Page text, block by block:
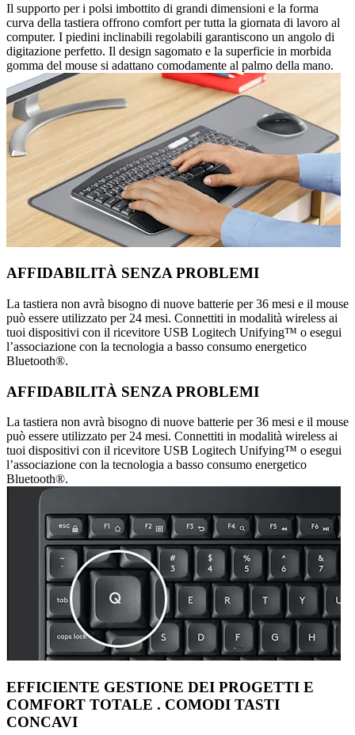
Il supporto per i polsi imbottito di grandi dimensioni e la forma
curva della tastiera offrono comfort per tutta la giornata di lavoro al
computer. I piedini inclinabili regolabili garantiscono un angolo di
digitazione perfetto. Il design sagomato e la superficie in morbida
gomma del mouse si adattano comodamente al palmo della mano.
AFFIDABILITÀ SENZA PROBLEMI
La tastiera non avrà bisogno di nuove batterie per 36 mesi e il mouse
può essere utilizzato per 24 mesi. Connettiti in modalità wireless ai
tuoi dispositivi con il ricevitore USB Logitech Unifying™ o esegui
l’associazione con la tecnologia a basso consumo energetico
Bluetooth®.
AFFIDABILITÀ SENZA PROBLEMI
La tastiera non avrà bisogno di nuove batterie per 36 mesi e il mouse
può essere utilizzato per 24 mesi. Connettiti in modalità wireless ai
tuoi dispositivi con il ricevitore USB Logitech Unifying™ o esegui
l’associazione con la tecnologia a basso consumo energetico
Bluetooth®.
EFFICIENTE GESTIONE DEI PROGETTI E
COMFORT TOTALE . COMODI TASTI
CONCAVI